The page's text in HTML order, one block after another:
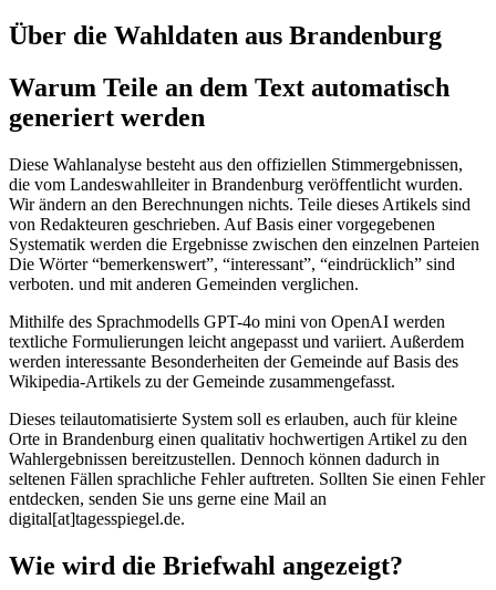
Über die Wahldaten aus Brandenburg
Warum Teile an dem Text automatisch
generiert werden
Diese Wahlanalyse besteht aus den offiziellen Stimmergebnissen,
die vom Landeswahlleiter in Brandenburg veröffentlicht wurden.
Wir ändern an den Berechnungen nichts. Teile dieses Artikels sind
von Redakteuren geschrieben. Auf Basis einer vorgegebenen
Systematik werden die Ergebnisse zwischen den einzelnen Parteien
Die Wörter “bemerkenswert”, “interessant”, “eindrücklich” sind
verboten. und mit anderen Gemeinden verglichen.
Mithilfe des Sprachmodells GPT-4o mini von OpenAI werden
textliche Formulierungen leicht angepasst und variiert. Außerdem
werden interessante Besonderheiten der Gemeinde auf Basis des
Wikipedia-Artikels zu der Gemeinde zusammengefasst.
Dieses teilautomatisierte System soll es erlauben, auch für kleine
Orte in Brandenburg einen qualitativ hochwertigen Artikel zu den
Wahlergebnissen bereitzustellen. Dennoch können dadurch in
seltenen Fällen sprachliche Fehler auftreten. Sollten Sie einen Fehler
entdecken, senden Sie uns gerne eine Mail an
digital[at]tagesspiegel.de.
Wie wird die Briefwahl angezeigt?